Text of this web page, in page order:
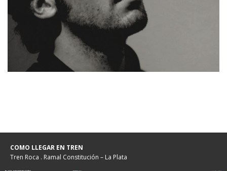
COMO LLEGAR EN TREN
Tren Roca . Ramal Constitución – La Plata